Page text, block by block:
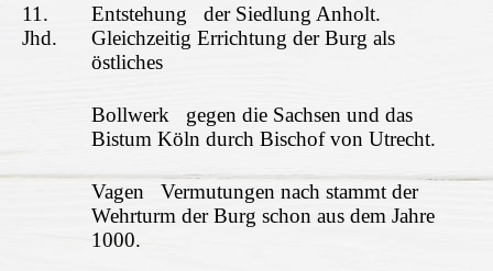
11.
Jhd.
Entstehung der Siedlung Anholt.
Gleichzeitig Errichtung der Burg als
östliches
Bollwerk gegen die Sachsen und das
Bistum Köln durch Bischof von Utrecht.
Vagen Vermutungen nach stammt der
Wehrturm der Burg schon aus dem Jahre
1000.